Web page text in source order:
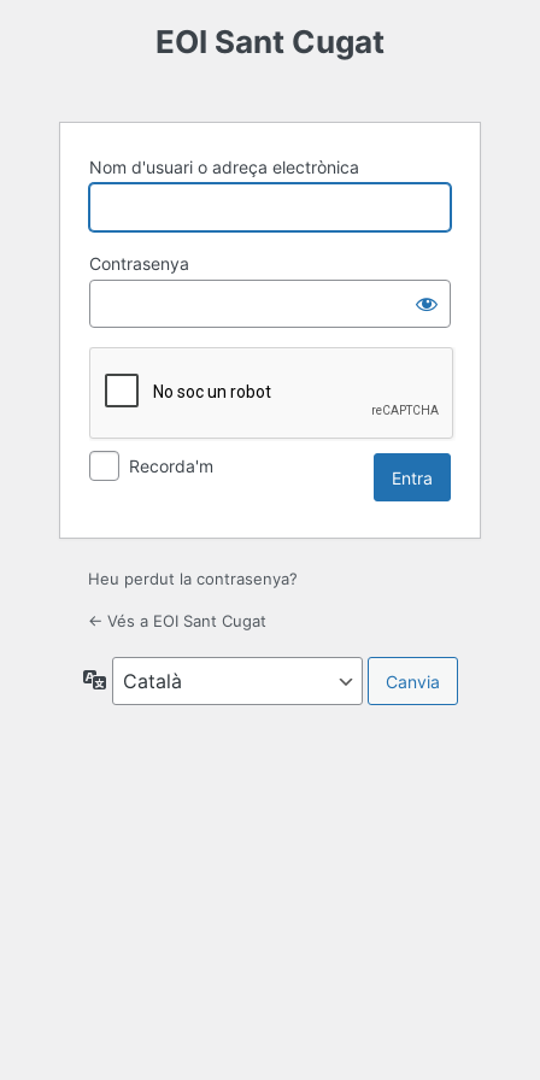
EOI Sant Cugat
Nom d'usuari o adreça electrònica
Contrasenya
Recorda'm
Heu perdut la contrasenya?
← Vés a EOI Sant Cugat
Idioma